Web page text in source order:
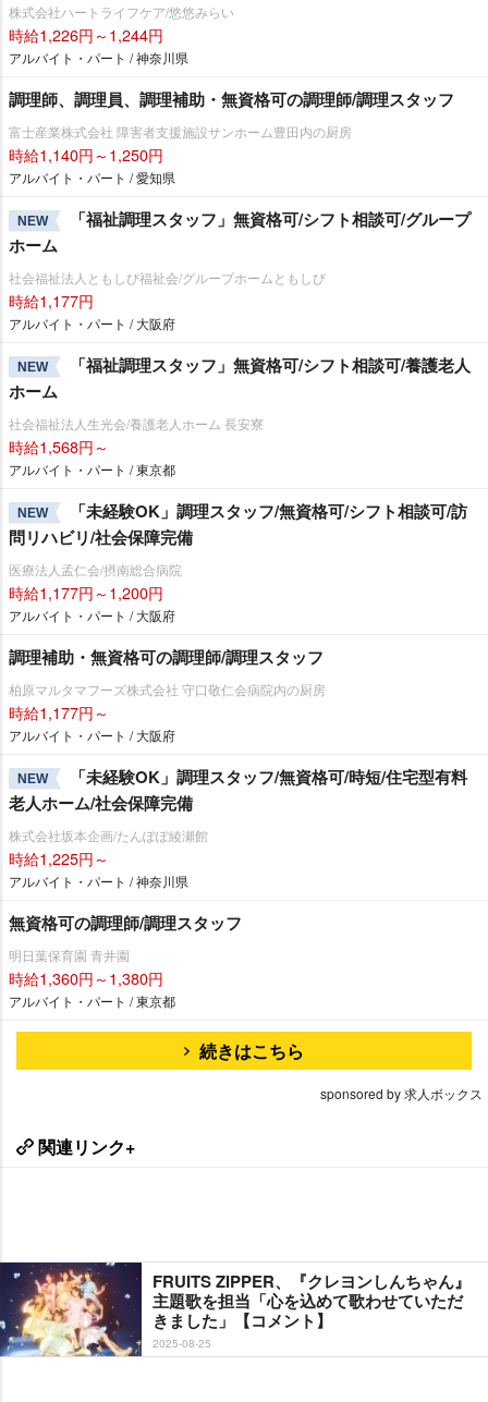
株式会社ハートライフケア/悠悠みらい
時給1,226円～1,244円
アルバイト・パート / 神奈川県
調理師、調理員、調理補助・無資格可の調理師/調理スタッフ
富士産業株式会社 障害者支援施設サンホーム豊田内の厨房
時給1,140円～1,250円
アルバイト・パート / 愛知県
NEW
「福祉調理スタッフ」無資格可/シフト相談可/グループ
ホーム
社会福祉法人ともしび福祉会/グループホームともしび
時給1,177円
アルバイト・パート / 大阪府
NEW
「福祉調理スタッフ」無資格可/シフト相談可/養護老人
ホーム
社会福祉法人生光会/養護老人ホーム 長安寮
時給1,568円～
アルバイト・パート / 東京都
NEW
「未経験OK」調理スタッフ/無資格可/シフト相談可/訪
問リハビリ/社会保障完備
医療法人孟仁会/摂南総合病院
時給1,177円～1,200円
アルバイト・パート / 大阪府
調理補助・無資格可の調理師/調理スタッフ
柏原マルタマフーズ株式会社 守口敬仁会病院内の厨房
時給1,177円～
アルバイト・パート / 大阪府
NEW
「未経験OK」調理スタッフ/無資格可/時短/住宅型有料
老人ホーム/社会保障完備
株式会社坂本企画/たんぽぽ綾瀬館
時給1,225円～
アルバイト・パート / 神奈川県
無資格可の調理師/調理スタッフ
明日葉保育園 青井園
時給1,360円～1,380円
アルバイト・パート / 東京都
続きはこちら
sponsored by 求人ボックス
関連リンク+
FRUITS ZIPPER、『クレヨンしんちゃん』
主題歌を担当「心を込めて歌わせていただ
きました」【コメント】
2025-08-25